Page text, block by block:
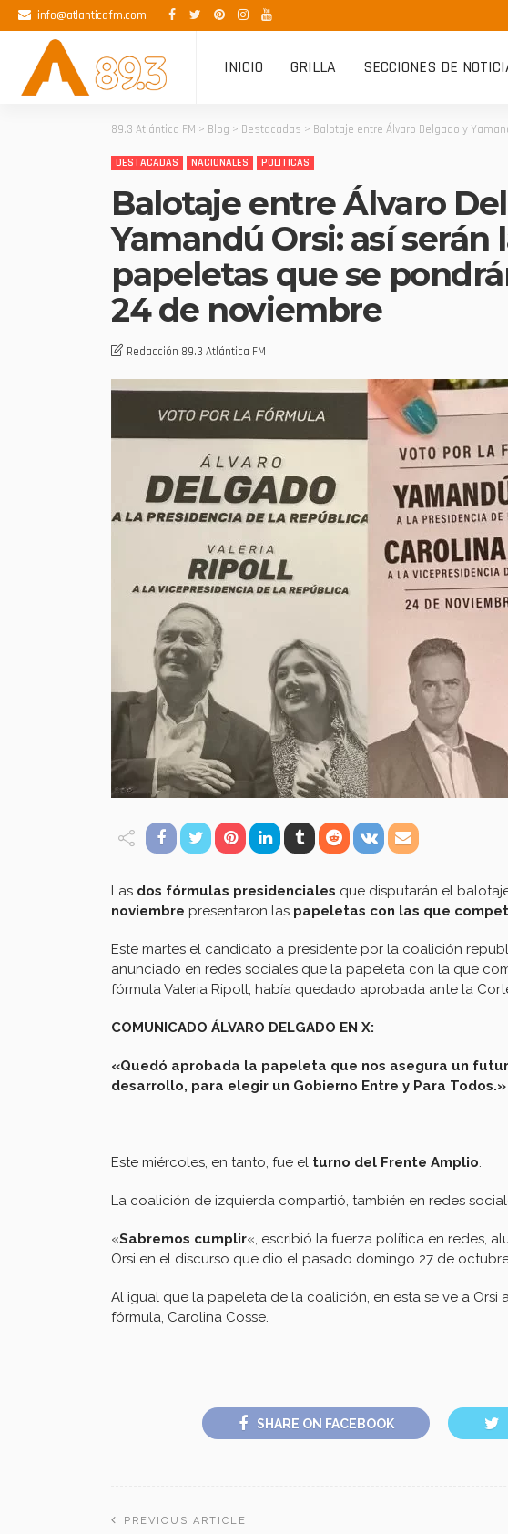
info@atlanticafm.com
INICIO GRILLA SECCIONES DE
89.3 Atlántica FM > Blog > Destacadas > Balotaje entre Álvaro Delgado y
DESTACADAS NACIONALES POLITICAS
Balotaje entre Álvaro
Yamandú Orsi: así serán
papeletas que se
24 de noviembre
Redacción 89.3 Atlántica FM
Las dos fórmulas presidenciales que disputarán el
noviembre presentaron las papeletas con las que
Este martes el candidato a presidente por la coalición
anunciado en redes sociales que la papeleta con la que
fórmula Valeria Ripoll, había quedado aprobada ante la
COMUNICADO ÁLVARO DELGADO EN X:
«Quedó aprobada la papeleta que nos asegura un
desarrollo, para elegir un Gobierno Entre y Para Todos.»
Este miércoles, en tanto, fue el turno del Frente Amplio.
La coalición de izquierda compartió, también en redes
«Sabremos cumplir«, escribió la fuerza política en redes,
Orsi en el discurso que dio el pasado domingo 27 de
Al igual que la papeleta de la coalición, en esta se ve a
fórmula, Carolina Cosse.
SHARE ON FACEBOOK
PREVIOUS ARTICLE